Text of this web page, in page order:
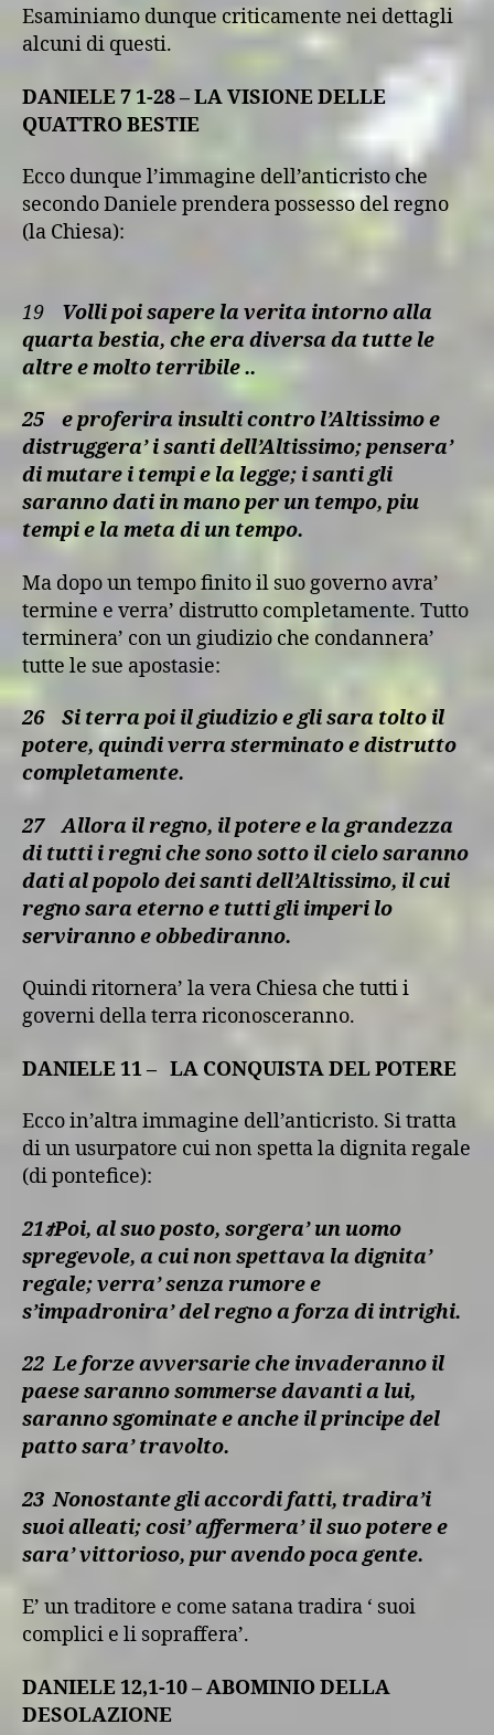
Esaminiamo dunque criticamente nei dettagli
alcuni di questi.
DANIELE 7 1-28 – LA VISIONE DELLE
QUATTRO BESTIE
Ecco dunque l’immagine dell’anticristo che
secondo Daniele prendera possesso del regno
(la Chiesa):
19 Volli poi sapere la verita intorno alla
quarta bestia, che era diversa da tutte le
altre e molto terribile ..
25e proferira insulti contro l’Altissimo e
distruggera’ i santi dell’Altissimo; pensera’
di mutare i tempi e la legge; i santi gli
saranno dati in mano per un tempo, piu
tempi e la meta di un tempo.
Ma dopo un tempo finito il suo governo avra’
termine e verra’ distrutto completamente. Tutto
terminera’ con un giudizio che condannera’
tutte le sue apostasie:
26Si terra poi il giudizio e gli sara tolto il
potere, quindi verra sterminato e distrutto
completamente.
27Allora il regno, il potere e la grandezza
di tutti i regni che sono sotto il cielo saranno
dati al popolo dei santi dell’Altissimo, il cui
regno sara eterno e tutti gli imperi lo
serviranno e obbediranno.
Quindi ritornera’ la vera Chiesa che tutti i
governi della terra riconosceranno.
DANIELE 11 – LA CONQUISTA DEL POTERE
Ecco in’altra immagine dell’anticristo. Si tratta
di un usurpatore cui non spetta la dignita regale
(di pontefice):
21ｫPoi, al suo posto, sorgera’ un uomo
spregevole, a cui non spettava la dignita’
regale; verra’ senza rumore e
s’impadronira’ del regno a forza di intrighi.
22 Le forze avversarie che invaderanno il
paese saranno sommerse davanti a lui,
saranno sgominate e anche il principe del
patto sara’ travolto.
23 Nonostante gli accordi fatti, tradira’i
suoi alleati; cosi’ affermera’ il suo potere e
sara’ vittorioso, pur avendo poca gente.
E’ un traditore e come satana tradira ‘ suoi
complici e li sopraffera’.
DANIELE 12,1-10 – ABOMINIO DELLA
DESOLAZIONE